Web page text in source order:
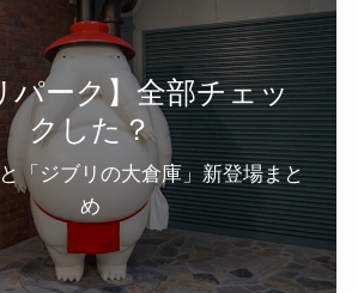
パーク】全部チェッ
クした？
と「ジブリの大倉庫」新登場まと
め